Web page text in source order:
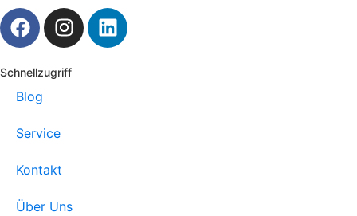
Wandsbek kennen wir die Straßen, Parkmöglichkeiten
und Besonderheiten des Stadtteils wie unsere
Westentasche.
Faire Preise:
günstigen Umzugsfirma in Wandsbek macht.
Zuverlässigkeit und Pünktlichkeit:
Termine ein und sorgen für einen reibungslosen
Ablauf.
arbeiten sorgfältig und mit einem Lächeln.
Schnellzugriff
Blog
Service
Kontakt
Über Uns